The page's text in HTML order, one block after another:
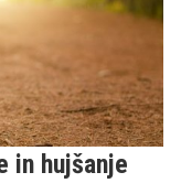
in hujšanje